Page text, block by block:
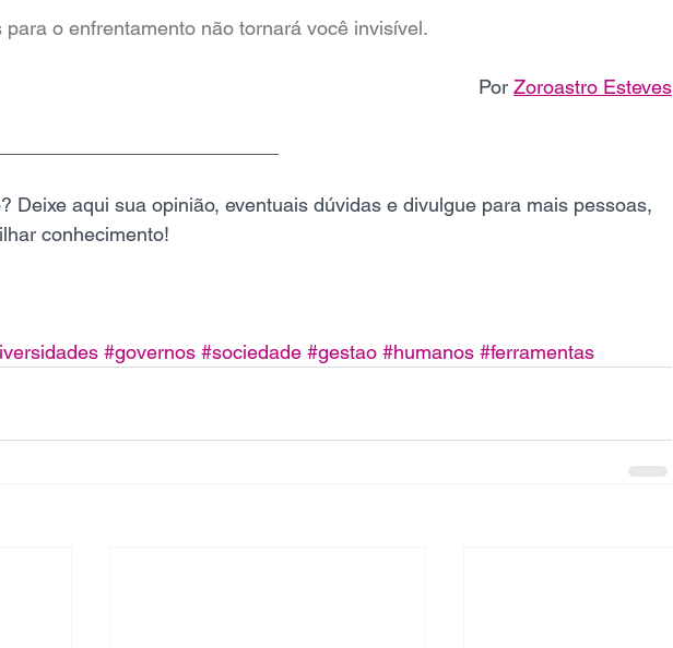
para o enfrentamento não tornará você invisível.
Por Zoroastro Esteves
Deixe aqui sua opinião, eventuais dúvidas e divulgue para mais pessoas,
conhecimento!
#governos #sociedade #gestao #humanos #ferramentas